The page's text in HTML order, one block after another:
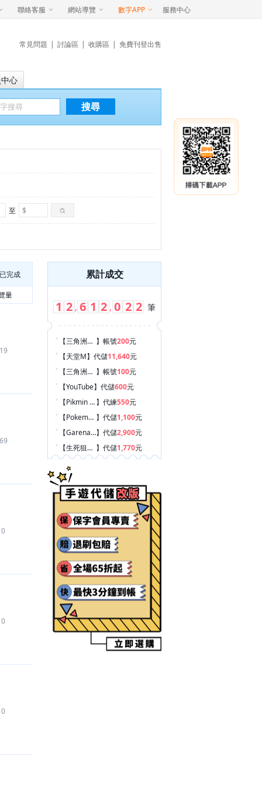
聯絡客服 網站導覽 數字APP 服務中心
常見問題 | 討論區 | 收購區 | 免費刊登出售
心
搜尋
至
已完成
量
19
69
0
0
0
累計成交
1 2 , 6 1 2 , 0 2 2 筆
【三角洲行動 】 帳號200元
【天堂M】 代儲11,640元
【三角洲行動 】 帳號100元
【YouTube】 代儲600元
【Pikmin Bloom 皮克敏】 代練550元
【Pokemon GO 】 代儲1,100元
【Garena 傳說對決】 代儲2,900元
【生死狙擊2 】 代儲1,770元
【王者榮耀】 代儲2,780元
元
【王者榮耀】代儲3,240元
【巔峰極速】代儲1,450
【三角洲行動 】代練76
【東京放課後 summoners 】帳號270元
【逆水寒手遊 】代練700元
【Pokemon GO 】代儲150元
【寒霜啟示錄 Whiteout Survival 】代儲15,000元
【Garena 決勝時刻 Mobile】代儲2,790元
代儲6,000元